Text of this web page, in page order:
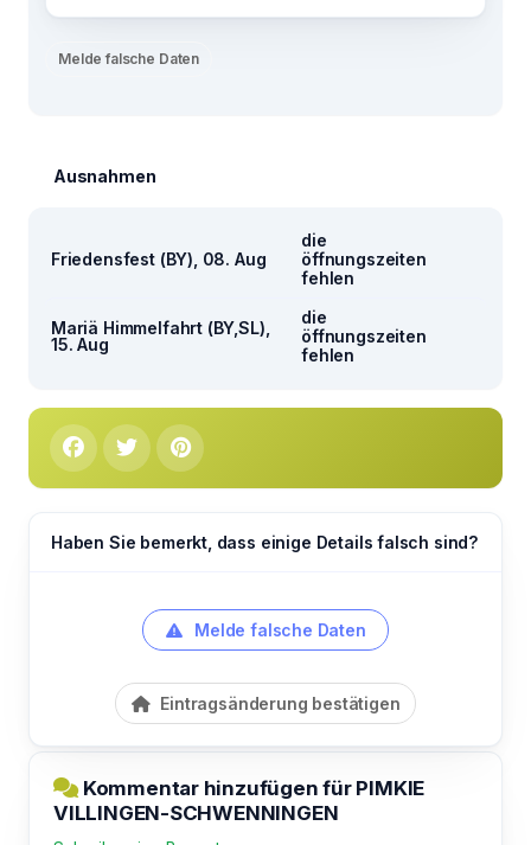
Melde falsche Daten
Ausnahmen
Friedensfest (BY), 08. Aug
die
öffnungszeiten
fehlen
Mariä Himmelfahrt (BY,SL),
15. Aug
die
öffnungszeiten
fehlen
Haben Sie bemerkt, dass einige Details falsch sind?
Melde falsche Daten
Eintragsänderung bestätigen
Kommentar hinzufügen für PIMKIE
VILLINGEN-SCHWENNINGEN